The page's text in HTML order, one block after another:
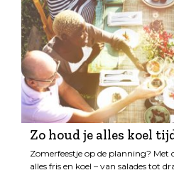
Zo houd je alles koel
Zomerfeestje op de planning? Met
alles fris en koel – van salades tot